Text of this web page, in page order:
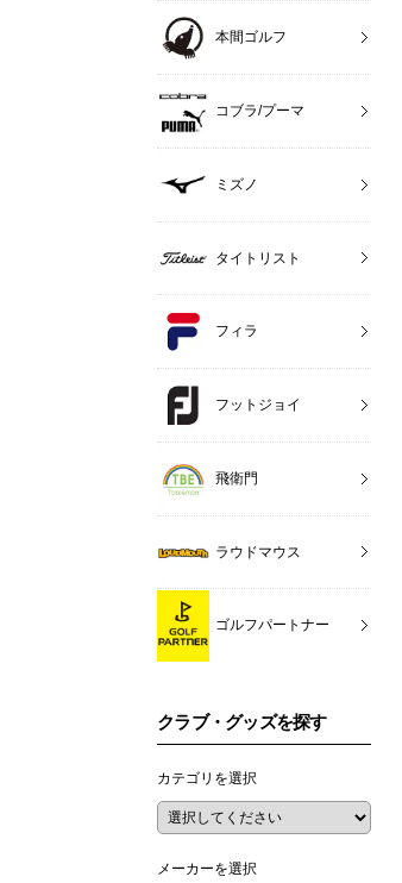
本間ゴルフ
コブラ/プーマ
ミズノ
タイトリスト
フィラ
フットジョイ
飛衛門
ラウドマウス
ゴルフパートナー
クラブ・グッズを探す
カテゴリを選択
メーカーを選択